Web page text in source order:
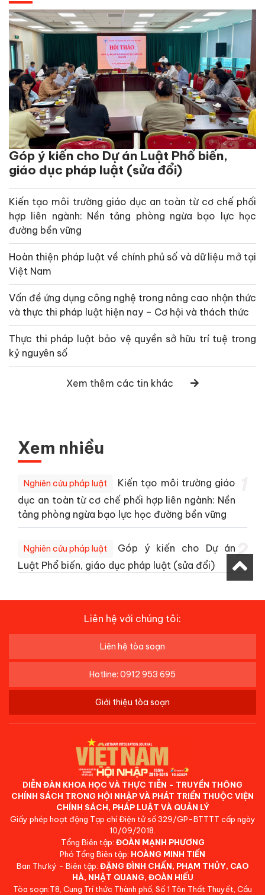
Góp ý kiến cho Dự án Luật Phổ biến,
giáo dục pháp luật (sửa đổi)
Kiến tạo môi trường giáo dục an toàn từ cơ chế phối
hợp liên ngành: Nền tảng phòng ngừa bạo lực học
đường bền vững
Hoàn thiện pháp luật về chính phủ số và dữ liệu mở tại
Việt Nam
Vấn đề ứng dụng công nghệ trong nâng cao nhận thức
và thực thi pháp luật hiện nay – Cơ hội và thách thức
Thực thi pháp luật bảo vệ quyền sở hữu trí tuệ trong
kỷ nguyên số
Xem thêm các tin khác
Xem nhiều
Nghiên cứu pháp luật
Kiến tạo môi trường giáo
dục an toàn từ cơ chế phối hợp liên ngành: Nền
tảng phòng ngừa bạo lực học đường bền vững
Nghiên cứu pháp luật
Góp ý kiến cho Dự án
Luật Phổ biến, giáo dục pháp luật (sửa đổi)
2
Liên hệ với chúng tôi:
Liên hệ tòa soạn
Hotline: 0912 953 695
Giới thiệu tòa soạn
DIỄN ĐÀN KHOA HỌC VÀ THỰC TIỄN - TRUYỀN THÔNG
CHÍNH SÁCH TRONG HỘI NHẬP VÀ PHÁT TRIỂN THUỘC VIỆN
CHÍNH SÁCH, PHÁP LUẬT VÀ QUẢN LÝ
Giấy phép hoạt động Tạp chí Điện tử số 329/GP-BTTTT cấp ngày
10/09/2018.
Tổng Biên tập: ĐOÀN MẠNH PHƯƠNG
Phó Tổng Biên tập: HOÀNG MINH TIẾN
Ban Thư ký - Biên tập: ĐẶNG ĐÌNH CHẤN, PHẠM THỦY, CAO
HÀ, NHẬT QUANG, ĐOÀN HIẾU
Tòa soạn:T8, Cung Trí thức Thành phố, Số 1 Tôn Thất Thuyết, Cầu